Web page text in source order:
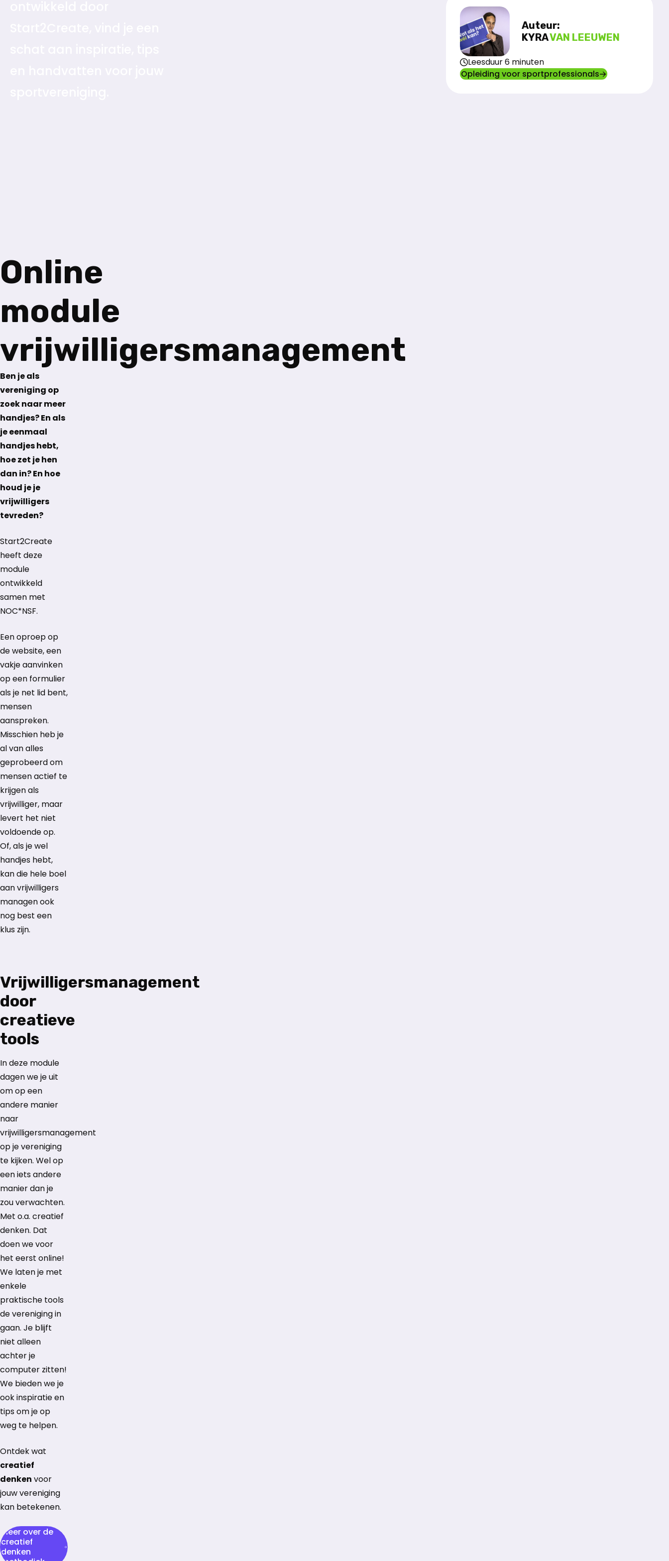
Auteur:
KYRAVAN LEEUWEN
Leesduur 6 minuten
Opleiding voor sportprofessionals
Online
module
vrijwilligersmanagement
Ben je als
vereniging op
zoek naar meer
handjes? En als
je eenmaal
handjes hebt,
hoe zet je hen
dan in? En hoe
houd je je
vrijwilligers
tevreden?
Start2Create
heeft deze
module
ontwikkeld
samen met
NOC*NSF.
Een oproep op
de website, een
vakje aanvinken
op een formulier
als je net lid bent,
mensen
aanspreken.
Misschien heb je
al van alles
geprobeerd om
mensen actief te
krijgen als
vrijwilliger, maar
levert het niet
voldoende op.
Of, als je wel
handjes hebt,
kan die hele boel
aan vrijwilligers
managen ook
nog best een
klus zijn.
Vrijwilligersmanagement
door
creatieve
tools
In deze module
dagen we je uit
om op een
andere manier
naar
vrijwilligersmanagement
op je vereniging
te kijken. Wel op
een iets andere
manier dan je
zou verwachten.
Met o.a. creatief
denken. Dat
doen we voor
het eerst online!
We laten je met
enkele
praktische tools
de vereniging in
gaan. Je blijft
niet alleen
achter je
computer zitten!
We bieden we je
ook inspiratie en
tips om je op
weg te helpen.
Ontdek wat
creatief
denken voor
jouw vereniging
kan betekenen.
Meer over de
creatief
denken